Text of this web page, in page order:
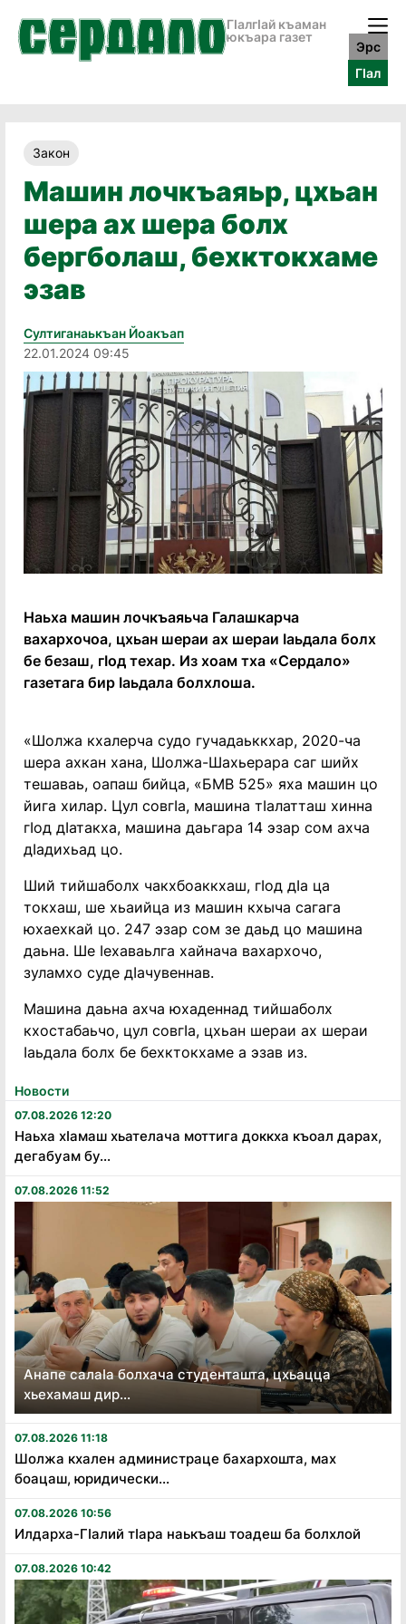
ГӀалгӀай къаман
юкъара газет
Эрс
ГӀал
Новости
07.08.2026 12:20
Наьха хӏамаш хьателача моттига доккха къоал дарах,
дегабуам бу...
07.08.2026 11:52
Анапе салаӏа болхача студенташта, цхьацца
хьехамаш дир...
07.08.2026 11:18
Шолжа кхален администраце бахархошта, мах
боацаш, юридически...
07.08.2026 10:56
Илдарха-Гӏалий тӏара наькъаш тоадеш ба болхлой
07.08.2026 10:42
Закон
Машин лочкъаяьр, цхьан
шера ах шера болх
бергболаш, бехктокхаме
эзав
Султиганаькъан Йоакъап
22.01.2024 09:45
Наьха машин лочкъаяьча Галашкарча
вахархочоа, цхьан шераи ах шераи Ӏаьдала болх
бе безаш, гӀод техар. Из хоам тха «Сердало»
газетага бир Ӏаьдала болхлоша.
«Шолжа кхалерча судо гучадаьккхар, 2020-ча
шера ахкан хана, Шолжа-Шахьерара саг шийх
тешаваь, оапаш бийца, «БМВ 525» яха машин цо
йига хилар. Цул совгӀа, машина тӀалатташ хинна
гӀод дӀатакха, машина даьгара 14 эзар сом ахча
дӀадихьад цо.
Ший тийшаболх чакхбоаккхаш, гӀод дӀа ца
токхаш, ше хьаийца из машин кхыча сагага
юхаехкай цо. 247 эзар сом зе даьд цо машина
даьна. Ше Ӏехаваьлга хайнача вахархочо,
зуламхо суде дӀачувеннав.
Машина даьна ахча юхаденнад тийшаболх
кхостабаьчо, цул совгӀа, цхьан шераи ах шераи
Ӏаьдала болх бе бехктокхаме а эзав из.